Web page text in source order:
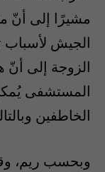
مشيرًا إلى أنّ
الجيش لأسباب
الزوجة إلى أنّ
المستشفى
الخاطفين
وبحسب ريم،